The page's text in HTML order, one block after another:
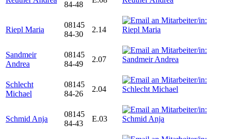
84-48
Riepl Maria
08145
84-30
2.14
Sandmeir
Andrea
08145
84-49
2.07
Schlecht
Michael
08145
84-26
2.04
Schmid Anja
08145
84-43
E.03